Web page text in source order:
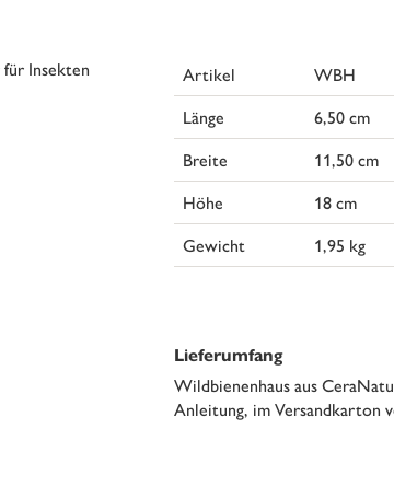
Insekten
Artikel
WBH
Länge
6,50 cm
Breite
11,50 cm
Höhe
18 cm
Gewicht
1,95 kg
Lieferumfang
Wildbienenhaus aus
Anleitung, im Versandkarton